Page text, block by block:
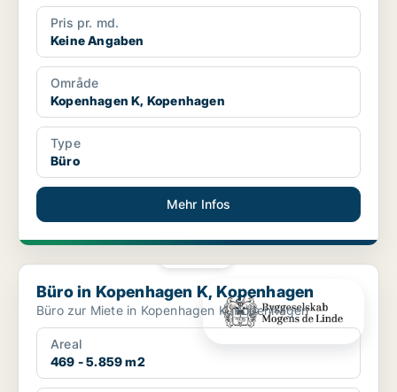
Pris pr. md.
Keine Angaben
Område
Kopenhagen K, Kopenhagen
Type
Büro
Mehr Infos
Büro in Kopenhagen K, Kopenhagen
Büro in Kopenhagen K, Kopenhagen
Büro zur Miete in Kopenhagen K, Kopenhagen
Areal
469 - 5.859 m2